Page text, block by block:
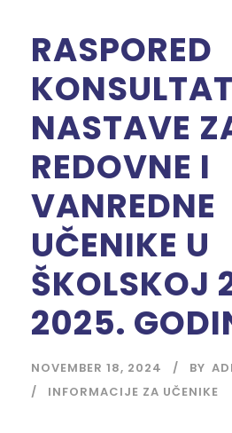
RASPORED
NASTAVE
REDOVNE I
VANREDNE
UČENIKE U
ŠKOLSKOJ
2025.
NOVEMBER 18, 2024 BY
INFORMACIJE ZA UČENIKE